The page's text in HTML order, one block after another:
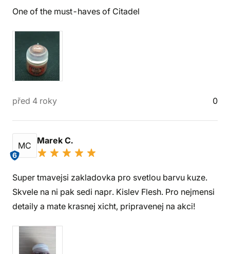
One of the must-haves of Citadel
před 4 roky 0
MC
6
Marek C.
Super tmavejsi zakladovka pro svetlou barvu kuze.
Skvele na ni pak sedi napr. Kislev Flesh. Pro nejmensi
detaily a mate krasnej xicht, pripravenej na akci!